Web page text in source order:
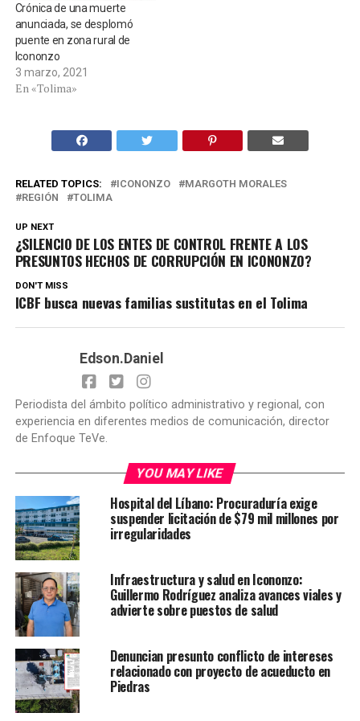
Crónica de una muerte
anunciada, se desplomó
puente en zona rural de
Icononzo
3 marzo, 2021
En «Tolima»
RELATED TOPICS: ICONONZO
MARGOTH MORALES
REGIÓN
TOLIMA
UP NEXT
¿SILENCIO DE LOS ENTES DE CONTROL FRENTE A LOS
PRESUNTOS HECHOS DE CORRUPCIÓN EN ICONONZO?
DON'T MISS
ICBF busca nuevas familias sustitutas en el Tolima
Edson.Daniel
Periodista del ámbito político administrativo y regional, con
experiencia en diferentes medios de comunicación, director
de Enfoque TeVe.
YOU MAY LIKE
Hospital del Líbano: Procuraduría exige
suspender licitación de $79 mil millones por
irregularidades
Infraestructura y salud en Icononzo:
Guillermo Rodríguez analiza avances viales y
advierte sobre puestos de salud
Denuncian presunto conflicto de intereses
relacionado con proyecto de acueducto en
Piedras